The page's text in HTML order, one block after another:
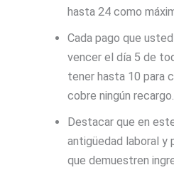
hasta 24 como
Cada pago que
vencer el día 5 de
tener hasta 10 para
cobre ningún recargo.
Destacar que en
antigüedad laboral y
que demuestren